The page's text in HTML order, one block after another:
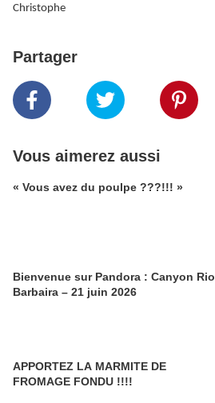
Christophe
Partager
Vous aimerez aussi
« Vous avez du poulpe ???!!! »
Bienvenue sur Pandora : Canyon Rio
Barbaira – 21 juin 2026
APPORTEZ LA MARMITE DE
FROMAGE FONDU !!!!